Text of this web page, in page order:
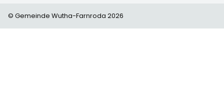
© Gemeinde Wutha-Farnroda 2026